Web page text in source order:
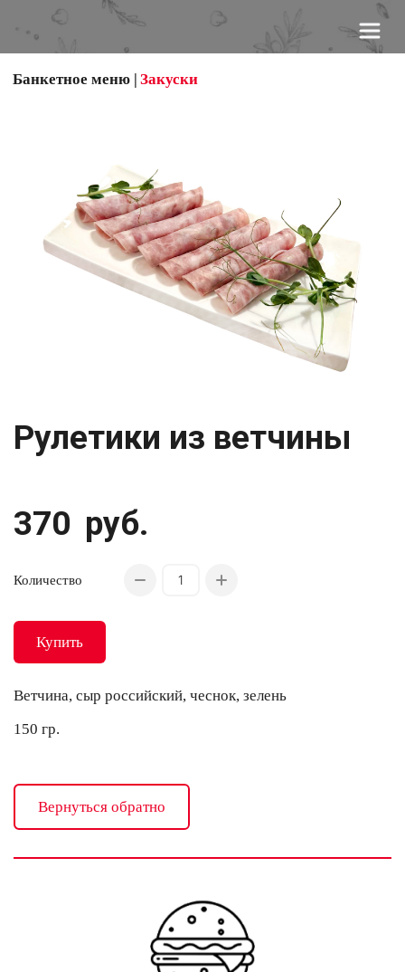
Банкетное меню | Закуски
Рулетики из ветчины
370 руб.
Количество
Купить
Ветчина, сыр российский, чеснок, зелень
150 гр.
Вернуться обратно